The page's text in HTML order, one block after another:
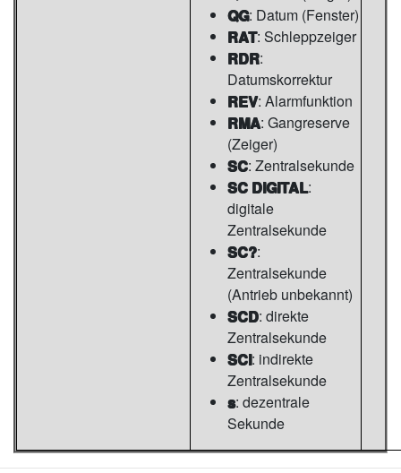
QG: Datum (Fenster)
RAT: Schleppzeiger
RDR:
Datumskorrektur
REV: Alarmfunktion
RMA: Gangreserve
(Zeiger)
SC: Zentralsekunde
SC DIGITAL:
digitale
Zentralsekunde
SC?:
Zentralsekunde
(Antrieb unbekannt)
SCD: direkte
Zentralsekunde
SCI: indirekte
Zentralsekunde
s: dezentrale
Sekunde